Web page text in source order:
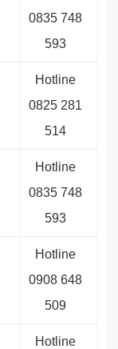
0835 748
593
Hotline
0825 281
514
Hotline
0835 748
593
Hotline
0908 648
509
Hotline